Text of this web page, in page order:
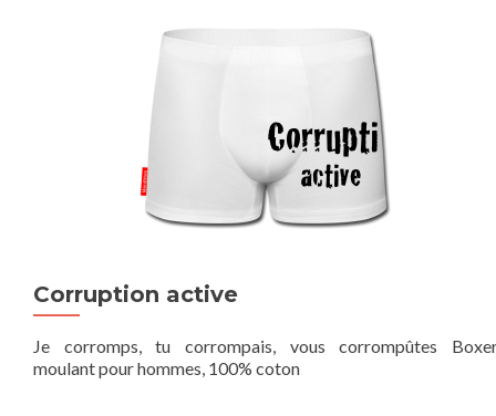
Corruption active
Je corromps, tu corrompais, vous corrompûtes
moulant pour hommes, 100% coton